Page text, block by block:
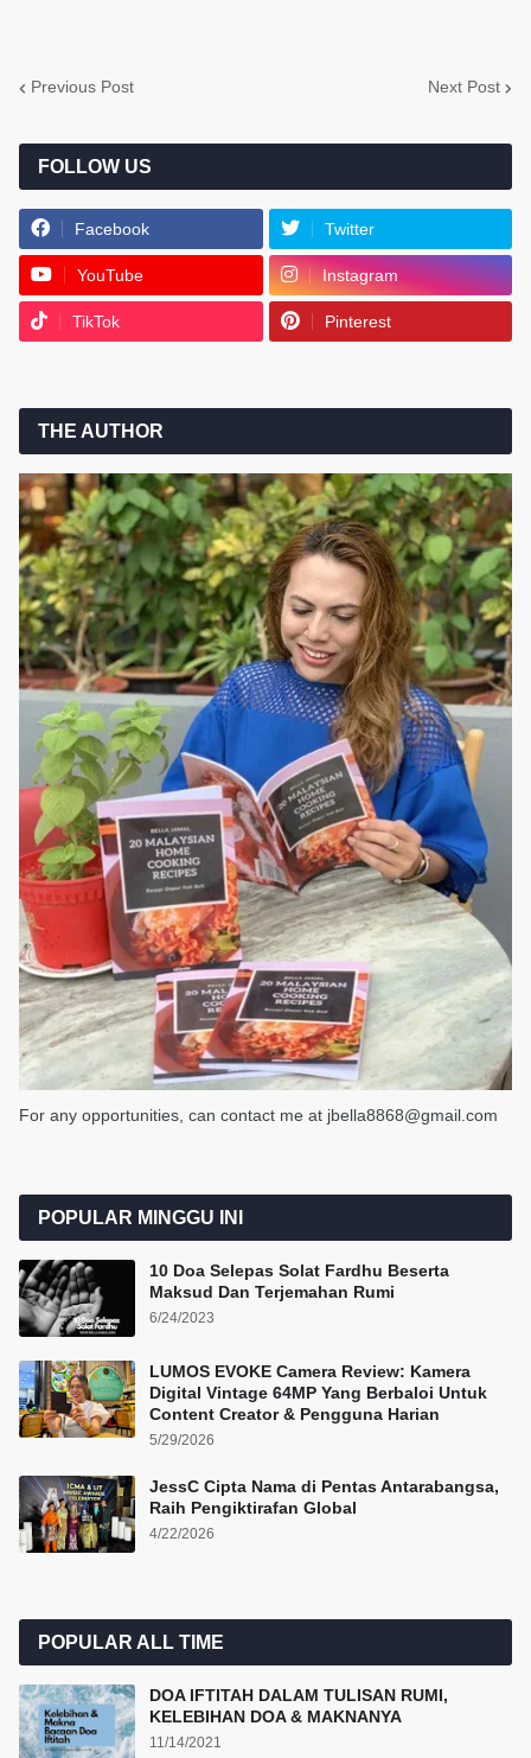
Previous Post Next Post
FOLLOW US
Facebook Twitter
YouTube Instagram
TikTok Pinterest
THE AUTHOR
For any opportunities, can contact me at jbella8868@gmail.com
POPULAR MINGGU INI
10 Doa Selepas Solat Fardhu Beserta
Maksud Dan Terjemahan Rumi
6/24/2023
LUMOS EVOKE Camera Review: Kamera
Digital Vintage 64MP Yang Berbaloi Untuk
Content Creator & Pengguna Harian
5/29/2026
JessC Cipta Nama di Pentas Antarabangsa,
Raih Pengiktirafan Global
4/22/2026
POPULAR ALL TIME
DOA IFTITAH DALAM TULISAN RUMI,
KELEBIHAN DOA & MAKNANYA
11/14/2021